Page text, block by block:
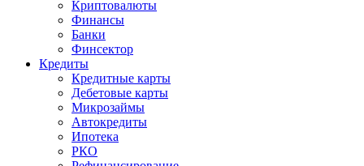
Криптовалюты
Финансы
Банки
Финсектор
Кредиты
Кредитные карты
Дебетовые карты
Микрозаймы
Автокредиты
Ипотека
РКО